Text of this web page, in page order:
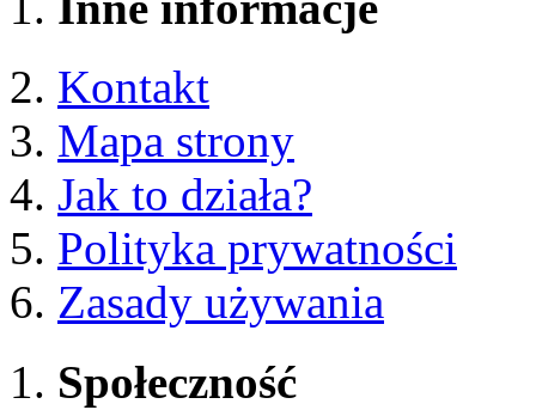
Kontakt
Mapa strony
Jak to działa?
Polityka prywatności
Zasady używania
Społeczność